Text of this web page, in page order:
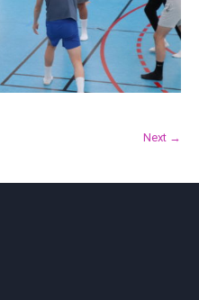
Next →